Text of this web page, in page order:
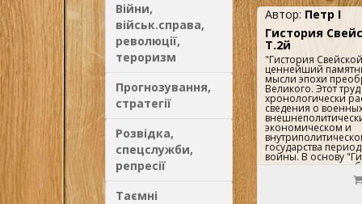
Війни,
військ.справа,
революції,
тероризм
Прогнозування,
стратегії
Розвідка,
спецслужби,
репресії
Таємні
Автор: Петр I
Гистория
Т.2й
"Гистория
ценнейший
мысли эпохи
Великого. Этот
хронологически
сведения о
экономическом и
государства
войны. В основу
положены
(Походные
донесения,